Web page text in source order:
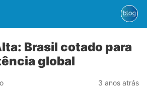
Brasil cotado para
global
3 anos atrás